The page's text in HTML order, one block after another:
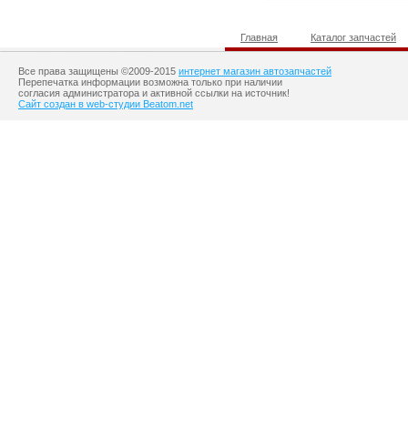
Главная Каталог запчастей
Все права защищены ©2009-2015 интернет магазин автозапчастей
Перепечатка информации возможна только при наличии
согласия администратора и активной ссылки на источник!
Сайт создан в web-студии Beatom.net